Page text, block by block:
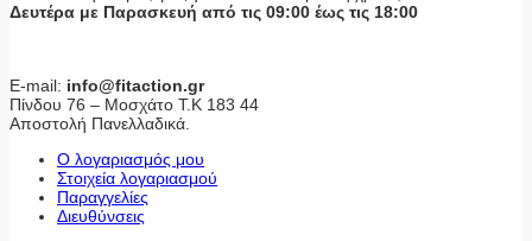
Δευτέρα με Παρασκευή από τις 09:00 έως τις 18:00
E-mail: info@fitaction.gr
Πίνδου 76 – Μοσχάτο Τ.Κ 183 44
Αποστολή Πανελλαδικά.
Ο λογαριασμός μου
Στοιχεία λογαριασμού
Παραγγελίες
Διευθύνσεις